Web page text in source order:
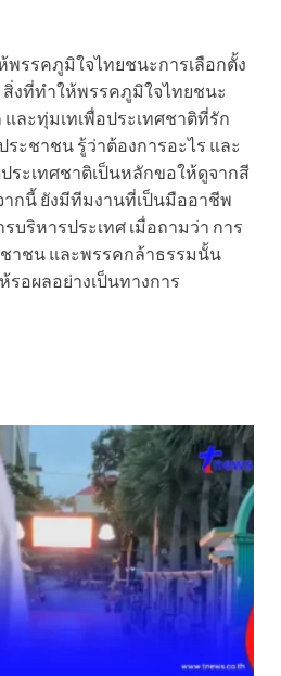
พรรคภูมิใจไทยชนะการเลือกตั้ง
งที่ทำให้พรรคภูมิใจไทยชนะ
ละทุ่มเทเพื่อประเทศชาติที่รัก
ะชาชน รู้ว่าต้องการอะไร และ
ระเทศชาติเป็นหลักขอให้ดูจากสี
กนี้ ยังมีทีมงานที่เป็นมืออาชีพ
ริหารประเทศ เมื่อถามว่า การ
าชน และพรรคกล้าธรรมนั้น
อผลอย่างเป็นทางการ